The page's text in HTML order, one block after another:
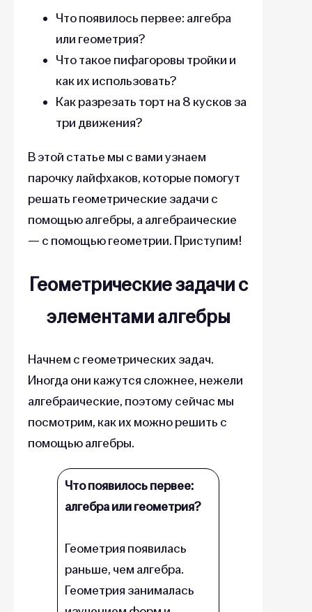
Что появилось первее: алгебра
или геометрия?
Что такое пифагоровы тройки и
как их использовать?
Как разрезать торт на 8 кусков за
три движения?
В этой статье мы с вами узнаем
парочку лайфхаков, которые помогут
решать геометрические задачи с
помощью алгебры, а алгебраические
— с помощью геометрии. Приступим!
Геометрические задачи с
элементами алгебры
Начнем с геометрических задач.
Иногда они кажутся сложнее, нежели
алгебраические, поэтому сейчас мы
посмотрим, как их можно решить с
помощью алгебры.
Что появилось первее:
алгебра или геометрия?
Геометрия появилась
раньше, чем алгебра.
Геометрия занималась